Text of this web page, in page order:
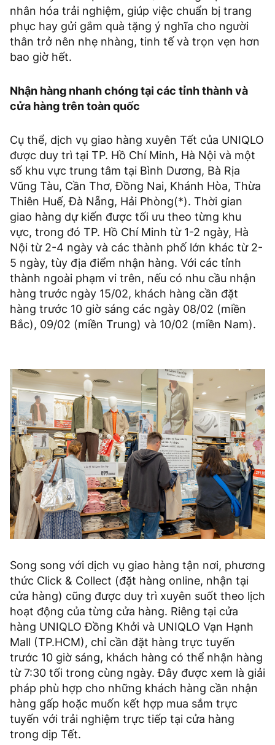
nhân hóa trải nghiệm, giúp việc chuẩn bị trang
phục hay gửi gắm quà tặng ý nghĩa cho người
thân trở nên nhẹ nhàng, tinh tế và trọn vẹn hơn
bao giờ hết.
Nhận hàng nhanh chóng tại các tỉnh thành và
cửa hàng trên toàn quốc
Cụ thể, dịch vụ giao hàng xuyên Tết của UNIQLO
được duy trì tại TP. Hồ Chí Minh, Hà Nội và một
số khu vực trung tâm tại Bình Dương, Bà Rịa
Vũng Tàu, Cần Thơ, Đồng Nai, Khánh Hòa, Thừa
Thiên Huế, Đà Nẵng, Hải Phòng(*). Thời gian
giao hàng dự kiến được tối ưu theo từng khu
vực, trong đó TP. Hồ Chí Minh từ 1-2 ngày, Hà
Nội từ 2-4 ngày và các thành phố lớn khác từ 2-
5 ngày, tùy địa điểm nhận hàng. Với các tỉnh
thành ngoài phạm vi trên, nếu có nhu cầu nhận
hàng trước ngày 15/02, khách hàng cần đặt
hàng trước 10 giờ sáng các ngày 08/02 (miền
Bắc), 09/02 (miền Trung) và 10/02 (miền Nam).
Song song với dịch vụ giao hàng tận nơi, phương
thức Click & Collect (đặt hàng online, nhận tại
cửa hàng) cũng được duy trì xuyên suốt theo lịch
hoạt động của từng cửa hàng. Riêng tại cửa
hàng UNIQLO Đồng Khởi và UNIQLO Vạn Hạnh
Mall (TP.HCM), chỉ cần đặt hàng trực tuyến
trước 10 giờ sáng, khách hàng có thể nhận hàng
từ 7:30 tối trong cùng ngày. Đây được xem là giải
pháp phù hợp cho những khách hàng cần nhận
hàng gấp hoặc muốn kết hợp mua sắm trực
tuyến với trải nghiệm trực tiếp tại cửa hàng
trong dịp Tết.